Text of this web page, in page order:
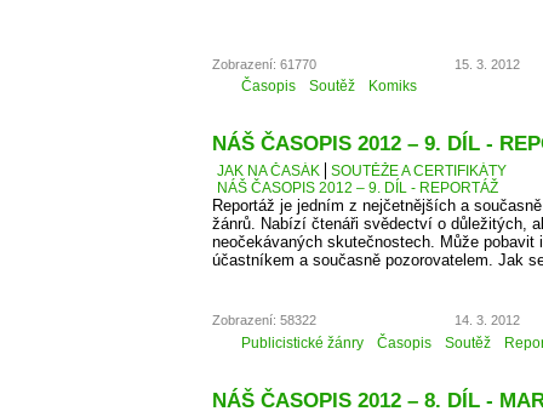
Zobrazení: 61770 15. 3. 2012
Časopis Soutěž Komiks
NÁŠ ČASOPIS 2012 – 9. DÍL -
JAK NA ČASÁK
SOUTĚŽE A CERTIFIKÁTY
NÁŠ ČASOPIS 2012 – 9. DÍL - REPORTÁŽ
Reportáž je jedním z nejčetnějších a
žánrů. Nabízí čtenáři svědectví o důležitých,
neočekávaných skutečnostech. Může pobavit
účastníkem a současně pozorovatelem. Jak
Zobrazení: 58322 14. 3. 2012
Publicistické žánry Časopis Soutěž
NÁŠ ČASOPIS 2012 – 8. DÍL -